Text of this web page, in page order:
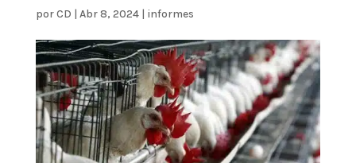
porCD | Abr 8, 2024| informes